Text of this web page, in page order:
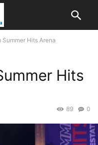
Summer Hits Arena
Hits
0
89